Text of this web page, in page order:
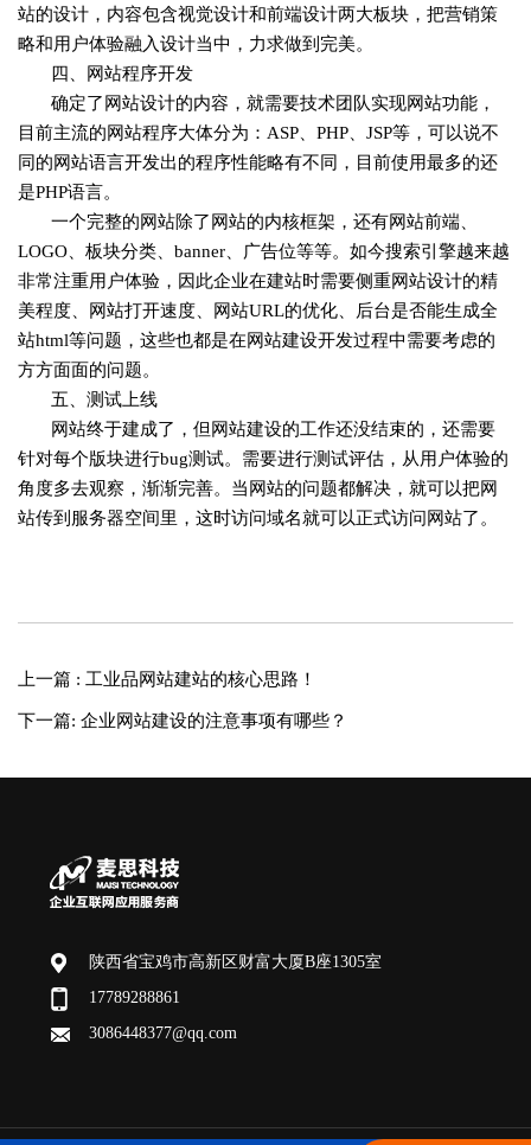
站的设计，内容包含视觉设计和前端设计两大板块，把营销策
略和用户体验融入设计当中，力求做到完美。
四、网站程序开发
确定了网站设计的内容，就需要技术团队实现网站功能，
目前主流的网站程序大体分为：ASP、PHP、JSP等，可以说不
同的网站语言开发出的程序性能略有不同，目前使用最多的还
是PHP语言。
一个完整的网站除了网站的内核框架，还有网站前端、
LOGO、板块分类、banner、广告位等等。如今搜索引擎越来越
非常注重用户体验，因此企业在建站时需要侧重网站设计的精
美程度、网站打开速度、网站URL的优化、后台是否能生成全
站html等问题，这些也都是在网站建设开发过程中需要考虑的
方方面面的问题。
五、测试上线
网站终于建成了，但 网站建设的工作还没结束的，还需要
针对每个版块进行bug测试。需要进行测试评估，从用户体验的
角度多去观察，渐渐完善。当网站的问题都解决，就可以把网
站传到服务器空间里，这时访问域名就可以正式访问网站了。
上一篇 : 工业品网站建站的核心思路！
下一篇: 企业网站建设的注意事项有哪些？
陕西省宝鸡市高新区财富大厦B座1305室
17789288861
3086448377@qq.com